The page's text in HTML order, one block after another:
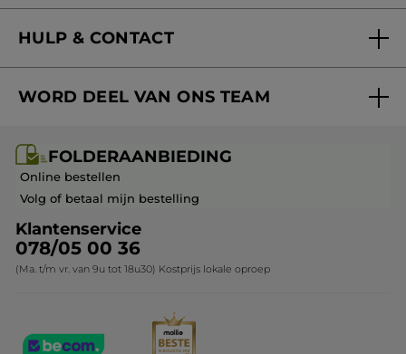
Aanbiedingen
Cadeau-ideeën
Kerstcollectie
HULP & CONTACT
Mijn geschenken
Veelgestelde vragen
Contact opnemen
WORD DEEL VAN ONS TEAM
Franchisenemer of bedrijfsleider worden
FOLDERAANBIEDING
Online bestellen
Volg of betaal mijn bestelling
Klantenservice
078/05 00 36
(Ma. t/m vr. van 9u tot 18u30) Kostprijs lokale oproep